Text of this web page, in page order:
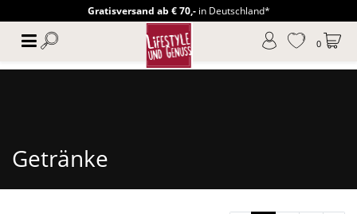
Gratisversand ab € 70,-in Deutschland*
0
Getränke